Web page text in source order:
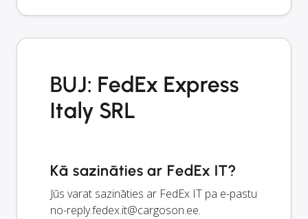
BUJ: FedEx Express
Italy SRL
Kā sazināties ar FedEx IT?
Jūs varat sazināties ar FedEx IT pa e-pastu
no-reply.fedex.it@cargoson.ee.